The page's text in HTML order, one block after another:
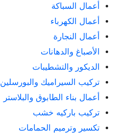
أعمال السباكة
أعمال الكهرباء
أعمال النجارة
الأصباغ والدهانات
الديكور والتشطيبات
تركيب السيراميك والبورسلين
أعمال بناء الطابوق والبلاستر
تركيب باركيه خشب
تكسير وترميم الحمامات